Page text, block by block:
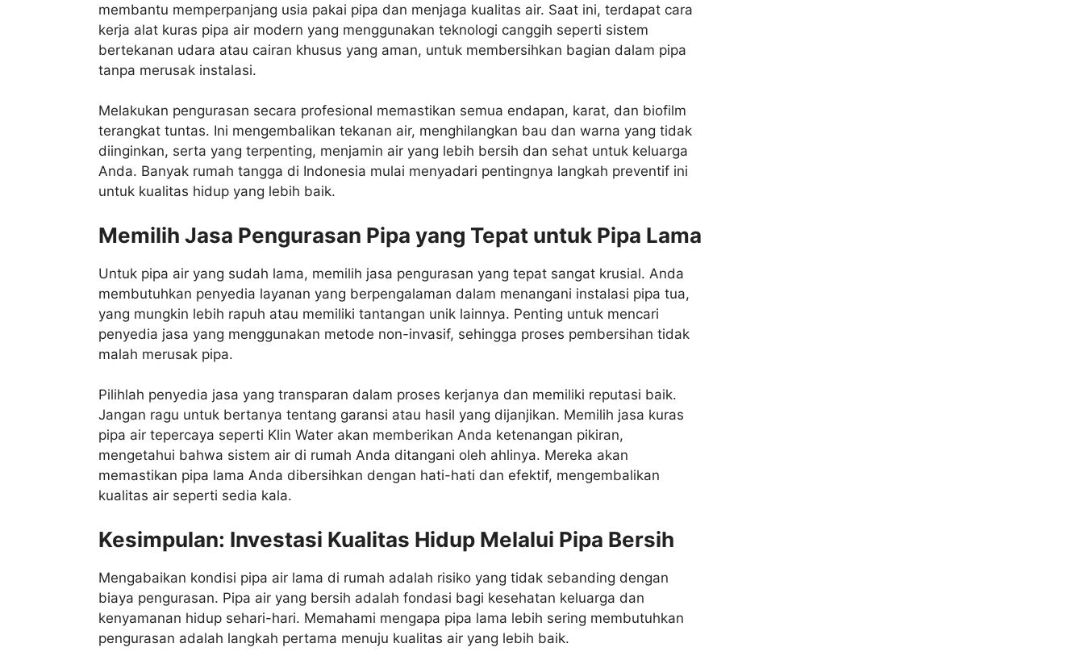
membantu memperpanjang usia pakai pipa dan menjaga kualitas air. Saat ini, terdapat cara
kerja alat kuras pipa air modern yang menggunakan teknologi canggih seperti sistem
bertekanan udara atau cairan khusus yang aman, untuk membersihkan bagian dalam pipa
tanpa merusak instalasi.
Melakukan pengurasan secara profesional memastikan semua endapan, karat, dan biofilm
terangkat tuntas. Ini mengembalikan tekanan air, menghilangkan bau dan warna yang tidak
diinginkan, serta yang terpenting, menjamin air yang lebih bersih dan sehat untuk keluarga
Anda. Banyak rumah tangga di Indonesia mulai menyadari pentingnya langkah preventif ini
untuk kualitas hidup yang lebih baik.
Memilih Jasa Pengurasan Pipa yang Tepat untuk Pipa Lama
Untuk pipa air yang sudah lama, memilih jasa pengurasan yang tepat sangat krusial. Anda
membutuhkan penyedia layanan yang berpengalaman dalam menangani instalasi pipa tua,
yang mungkin lebih rapuh atau memiliki tantangan unik lainnya. Penting untuk mencari
penyedia jasa yang menggunakan metode non-invasif, sehingga proses pembersihan tidak
malah merusak pipa.
Pilihlah penyedia jasa yang transparan dalam proses kerjanya dan memiliki reputasi baik.
Jangan ragu untuk bertanya tentang garansi atau hasil yang dijanjikan. Memilih jasa kuras
pipa air tepercaya seperti Klin Water akan memberikan Anda ketenangan pikiran,
mengetahui bahwa sistem air di rumah Anda ditangani oleh ahlinya. Mereka akan
memastikan pipa lama Anda dibersihkan dengan hati-hati dan efektif, mengembalikan
kualitas air seperti sedia kala.
Kesimpulan: Investasi Kualitas Hidup Melalui Pipa Bersih
Mengabaikan kondisi pipa air lama di rumah adalah risiko yang tidak sebanding dengan
biaya pengurasan. Pipa air yang bersih adalah fondasi bagi kesehatan keluarga dan
kenyamanan hidup sehari-hari. Memahami mengapa pipa lama lebih sering membutuhkan
pengurasan adalah langkah pertama menuju kualitas air yang lebih baik.